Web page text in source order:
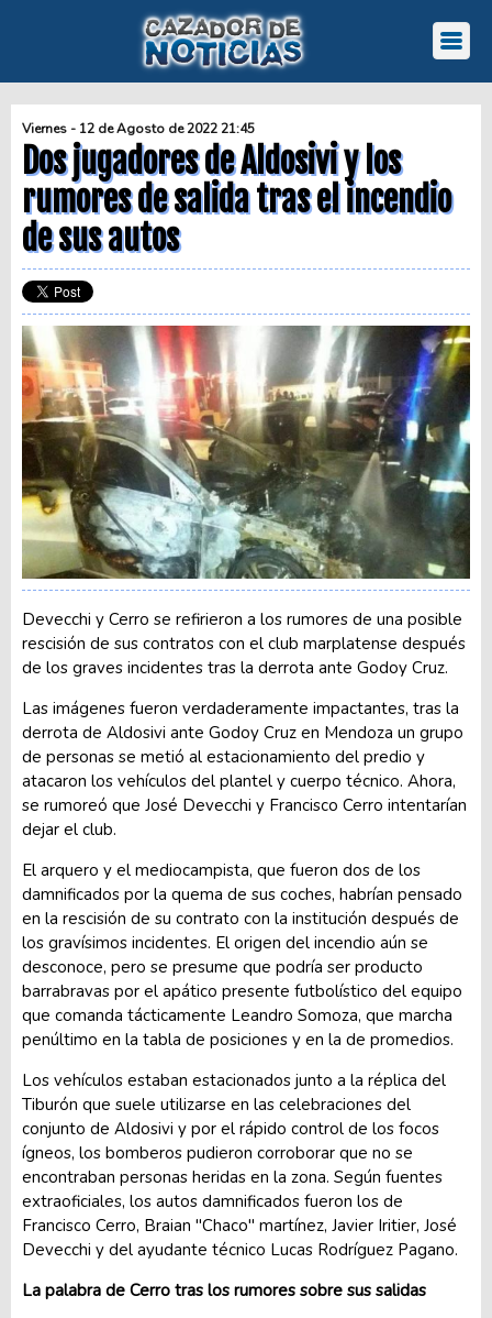
Viernes - 12 de Agosto de 2022 21:45
Dos jugadores de Aldosivi y los
rumores de salida tras el incendio
de sus autos
Devecchi y Cerro se refirieron a los rumores de una posible
rescisión de sus contratos con el club marplatense después
de los graves incidentes tras la derrota ante Godoy Cruz.
Las imágenes fueron verdaderamente impactantes, tras la
derrota de Aldosivi ante Godoy Cruz en Mendoza un grupo
de personas se metió al estacionamiento del predio y
atacaron los vehículos del plantel y cuerpo técnico. Ahora,
se rumoreó que José Devecchi y Francisco Cerro intentarían
dejar el club.
El arquero y el mediocampista, que fueron dos de los
damnificados por la quema de sus coches, habrían pensado
en la rescisión de su contrato con la institución después de
los gravísimos incidentes. El origen del incendio aún se
desconoce, pero se presume que podría ser producto
barrabravas por el apático presente futbolístico del equipo
que comanda tácticamente Leandro Somoza, que marcha
penúltimo en la tabla de posiciones y en la de promedios.
Los vehículos estaban estacionados junto a la réplica del
Tiburón que suele utilizarse en las celebraciones del
conjunto de Aldosivi y por el rápido control de los focos
ígneos, los bomberos pudieron corroborar que no se
encontraban personas heridas en la zona. Según fuentes
extraoficiales, los autos damnificados fueron los de
Francisco Cerro, Braian "Chaco" martínez, Javier Iritier, José
Devecchi y del ayudante técnico Lucas Rodríguez Pagano.
La palabra de Cerro tras los rumores sobre sus salidas